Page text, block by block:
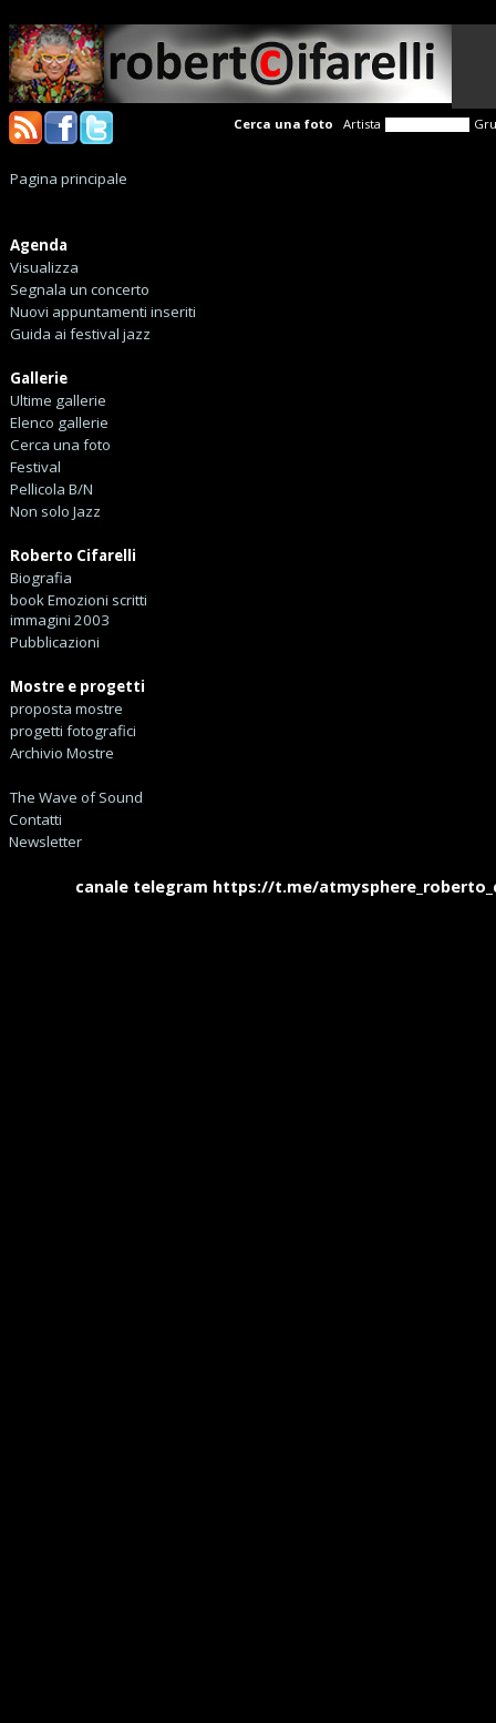
Cerca una foto Artista
Pagina principale
Agenda
Visualizza
Segnala un concerto
Nuovi appuntamenti inseriti
Guida ai festival jazz
Gallerie
Ultime gallerie
Elenco gallerie
Cerca una foto
Festival
Pellicola B/N
Non solo Jazz
Roberto Cifarelli
Biografia
book Emozioni scritti
immagini 2003
Pubblicazioni
Mostre e progetti
proposta mostre
progetti fotografici
Archivio Mostre
The Wave of Sound
Contatti
Newsletter
canale telegram https://t.me/